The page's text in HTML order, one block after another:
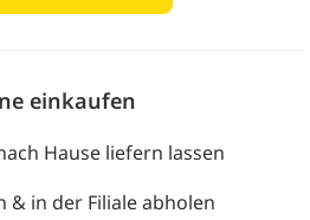
einkaufen
Hause liefern lassen
& in der Filiale abholen